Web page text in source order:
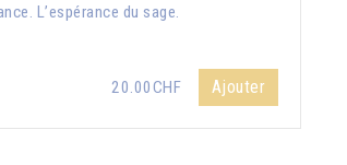
L’espérance du sage.
20.00CHF Ajouter